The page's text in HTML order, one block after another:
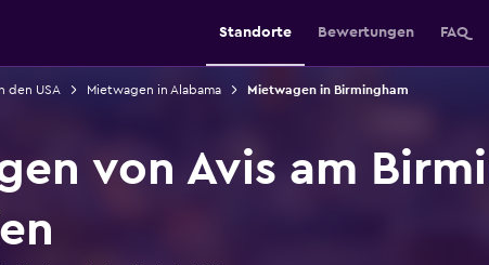
Standorte Bewertungen FAQ
den USA Mietwagen in Alabama Mietwagen in Birmingham
von Avis am